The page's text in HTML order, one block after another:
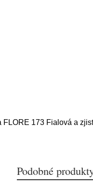
173 Fialová a
Podobné